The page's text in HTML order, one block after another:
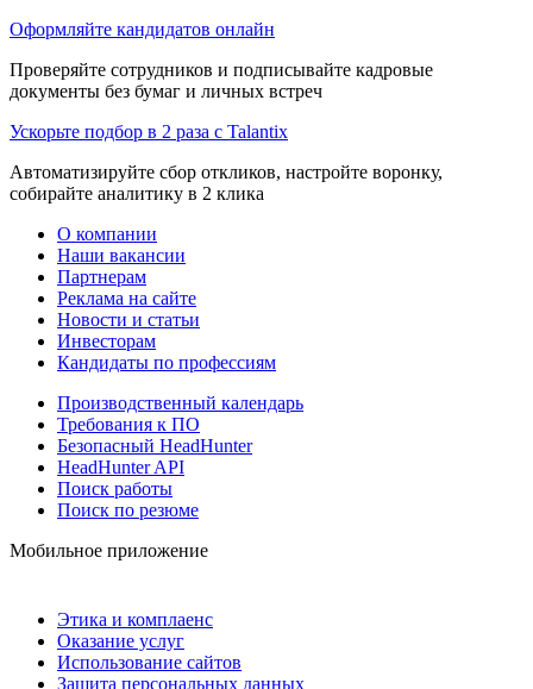
Оформляйте кандидатов онлайн
Проверяйте сотрудников и подписывайте кадровые
документы без бумаг и личных встреч
Ускорьте подбор в 2 раза с Talantix
Автоматизируйте сбор откликов, настройте воронку,
собирайте аналитику в 2 клика
О компании
Наши вакансии
Партнерам
Реклама на сайте
Новости и статьи
Инвесторам
Кандидаты по профессиям
Производственный календарь
Требования к ПО
Безопасный HeadHunter
HeadHunter API
Поиск работы
Поиск по резюме
Мобильное приложение
Этика и комплаенс
Оказание услуг
Использование сайтов
Защита персональных данных